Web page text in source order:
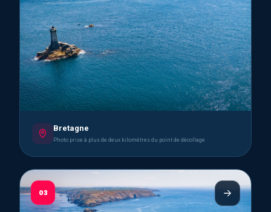
Bretagne
Photo prise à plus de deux kilomètres du point de décollage
03